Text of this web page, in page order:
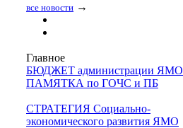
все новости →
Главное
БЮДЖЕТ администрации ЯМО
ПАМЯТКА по ГОЧС и ПБ
СТРАТЕГИЯ Социально-
экономического развития ЯМО